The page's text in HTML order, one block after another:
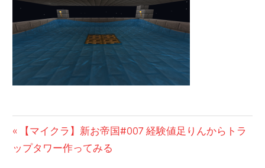
の
ブ
ロ
グ
投
稿
前
の
【マイクラ】新お帝国#007 経験値足りんからトラ
ップタワー作ってみる